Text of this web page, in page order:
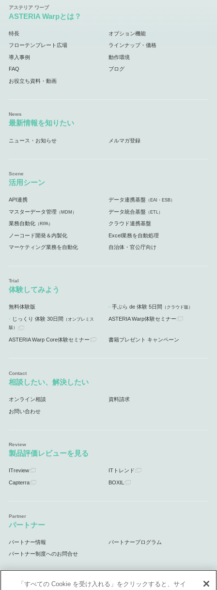
ASTERIA Warpとは？
特長 オプション機能
フローテンプレート広場 ラインナップ・価格
導入事例 動作環境
FAQ ブログ
お役立ち資料・動画
最新情報を知りたい
ニュース・お知らせ メルマガ登録
活用シーン
API連携 データ連携基盤 （EAI・ESB）
マスターデータ管理 （MDM） データ統合基盤 （ETL）
業務自動化（RPA） クラウド連携基盤
ノーコード開発＆内製化 Excel業務を自動処理
マーケティング業務を自動化 自治体・官公庁向け
体験してみよう
無料体験版 手ぶら de 体験 5日間 （クラウド版）
じっくり 体験 30日間 （オンプレミス
版）
ASTERIA Warp体験セミナー
ASTERIA Warp Core体験セミナー 書籍プレゼント キャンペーン
相談したい、解決したい
オンライン相談 資料請求
お問い合わせ
製品評価レビューを見る
ITreview ITトレンド
Capterra BOXIL
パートナー
パートナー情報 パートナープログラム
パートナー制度へのお問合せ
「すべての Cookie を受け入れる」をクリックすると、サイ